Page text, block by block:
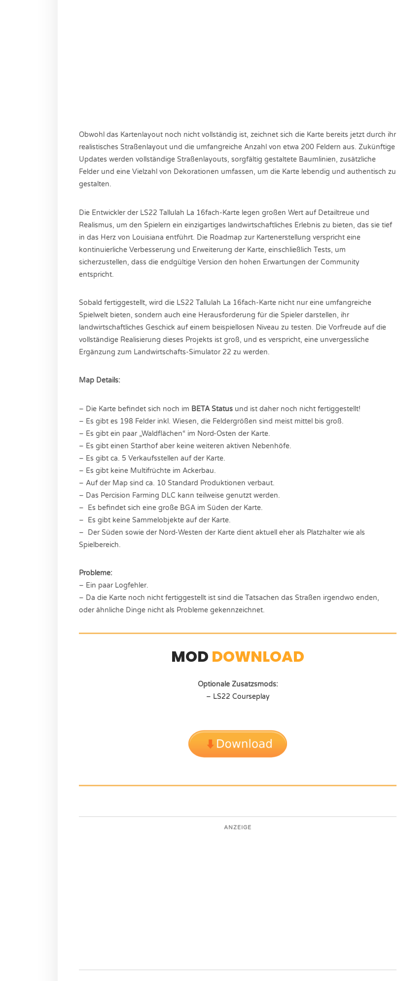
Obwohl das Kartenlayout noch nicht vollständig ist, zeichnet sich die Karte bereits jetzt durch ihr
realistisches Straßenlayout und die umfangreiche Anzahl von etwa 200 Feldern aus. Zukünftige
Updates werden vollständige Straßenlayouts, sorgfältig gestaltete Baumlinien, zusätzliche
Felder und eine Vielzahl von Dekorationen umfassen, um die Karte lebendig und authentisch zu
gestalten.
Die Entwickler der LS22 Tallulah La 16fach-Karte legen großen Wert auf Detailtreue und
Realismus, um den Spielern ein einzigartiges landwirtschaftliches Erlebnis zu bieten, das sie tief
in das Herz von Louisiana entführt. Die Roadmap zur Kartenerstellung verspricht eine
kontinuierliche Verbesserung und Erweiterung der Karte, einschließlich Tests, um
sicherzustellen, dass die endgültige Version den hohen Erwartungen der Community
entspricht.
Sobald fertiggestellt, wird die LS22 Tallulah La 16fach-Karte nicht nur eine umfangreiche
Spielwelt bieten, sondern auch eine Herausforderung für die Spieler darstellen, ihr
landwirtschaftliches Geschick auf einem beispiellosen Niveau zu testen. Die Vorfreude auf die
vollständige Realisierung dieses Projekts ist groß, und es verspricht, eine unvergessliche
Ergänzung zum Landwirtschafts-Simulator 22 zu werden.
Map Details:
– Die Karte befindet sich noch im BETA Status und ist daher noch nicht fertiggestellt!
– Es gibt es 198 Felder inkl. Wiesen, die Feldergrößen sind meist mittel bis groß.
– Es gibt ein paar „Waldflächen“ im Nord-Osten der Karte.
– Es gibt einen Starthof aber keine weiteren aktiven Nebenhöfe.
– Es gibt ca. 5 Verkaufsstellen auf der Karte.
– Es gibt keine Multifrüchte im Ackerbau.
– Auf der Map sind ca. 10 Standard Produktionen verbaut.
– Das Percision Farming DLC kann teilweise genutzt werden.
– Es befindet sich eine große BGA im Süden der Karte.
– Es gibt keine Sammelobjekte auf der Karte.
– Der Süden sowie der Nord-Westen der Karte dient aktuell eher als Platzhalter wie als
Spielbereich.
Probleme:
– Ein paar Logfehler.
– Da die Karte noch nicht fertiggestellt ist sind die Tatsachen das Straßen irgendwo enden,
oder ähnliche Dinge nicht als Probleme gekennzeichnet.
MOD DOWNLOAD
Optionale Zusatzsmods:
– LS22 Courseplay
ANZEIGE